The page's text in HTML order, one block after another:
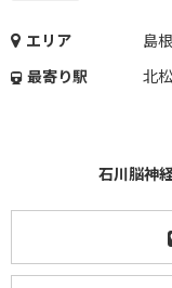
エリア
島
最寄り駅
北
石川脳神